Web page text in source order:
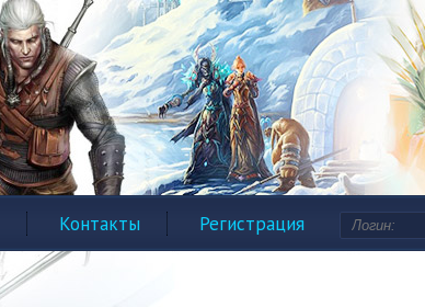
Контакты Регистрация